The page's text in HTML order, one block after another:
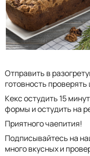
Отправить в
готовность
Кекс остудить 15
формы и остудить на
Приятного чаепития!
Подписывайтесь на
много вкусных и